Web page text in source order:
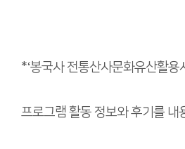
*‘봉국사 전통산사문화유산활
프로그램 활동 정보와 후기를 내